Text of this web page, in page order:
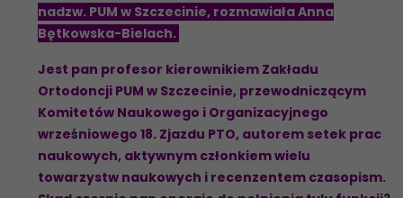
nadzw. PUM w Szczecinie, rozmawiała Anna
Bętkowska-Bielach.
Jest pan profesor kierownikiem Zakładu
Ortodoncji PUM w Szczecinie, przewodniczącym
Komitetów Naukowego i Organizacyjnego
wrześniowego 18. Zjazdu PTO, autorem setek prac
naukowych, aktywnym członkiem wielu
towarzystw naukowych i recenzentem czasopism.